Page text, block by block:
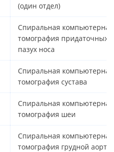
(один отдел)
Спиральная компьютерная
томография придаточных
пазух носа
Спиральная компьютерная
томография сустава
Спиральная компьютерная
томография шеи
Спиральная компьютерная
томография грудной аорты